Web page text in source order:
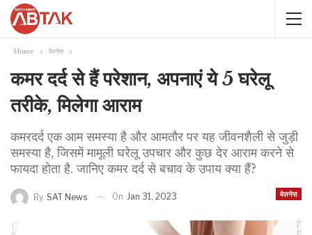
Home वेलनेस
कमर दर्द से हैं परेशान, अपनाएं ये 5 घरेलू
तरीके, मिलेगा आराम
कमरदर्द एक आम समस्या है और आमतौर पर यह जीवनशैली से जुड़ी
समस्या है, जिसमें मामूली घरेलू उपचार और कुछ देर आराम करने से
फायदा होता है. जानिए कमर दर्द से बचाव के उपाय क्या हैं?
वेलनेस
By SAT News On Jan 31, 2023